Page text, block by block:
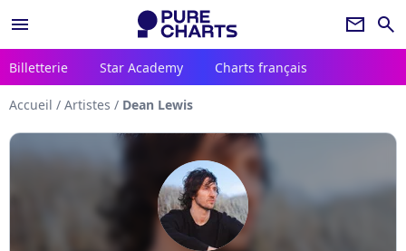
menu newsletter search
Billetterie Star Academy Charts français
Accueil / Artistes / Dean Lewis